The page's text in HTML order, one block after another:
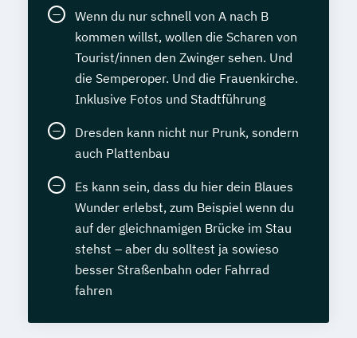
Wenn du nur schnell von A nach B
kommen willst, wollen die Scharen von
Tourist/innen den Zwinger sehen. Und
die Semperoper. Und die Frauenkirche.
Inklusive Fotos und Stadtführung
Dresden kann nicht nur Prunk, sondern
auch Plattenbau
Es kann sein, dass du hier dein Blaues
Wunder erlebst, zum Beispiel wenn du
auf der gleichnamigen Brücke im Stau
stehst – aber du solltest ja sowieso
besser Straßenbahn oder Fahrrad
fahren